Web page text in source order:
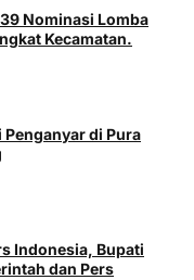
Nominasi Lomba
Kecamatan.
Penganyar di Pura
Indonesia, Bupati
dan Pers